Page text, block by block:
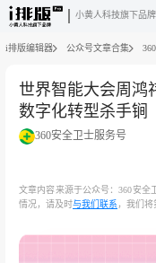
小黄人科技旗下品牌
i排版编辑器 公众号文章合集
世界智能大会周鸿
数字化转型杀手锏
360安全卫士服务号
文章内容来源于公众号：360安全
情况，请及时与我们联系 ，我们将